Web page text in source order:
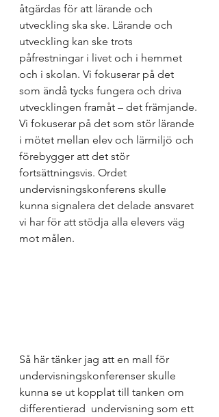
åtgärdas för att lärande och
utveckling ska ske. Lärande och
utveckling kan ske trots
påfrestningar i livet och i hemmet
och i skolan. Vi fokuserar på det
som ändå tycks fungera och driva
utvecklingen framåt – det främjande.
Vi fokuserar på det som stör lärande
i mötet mellan elev och lärmiljö och
förebygger att det stör
fortsättningsvis. Ordet
undervisningskonferens skulle
kunna signalera det delade ansvaret
vi har för att stödja alla elevers väg
mot målen.
Så här tänker jag att en mall för
undervisningskonferenser skulle
kunna se ut kopplat till tanken om
differentierad  undervisning som ett